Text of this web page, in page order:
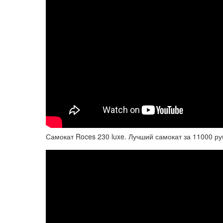
Самокат Roces 230 luxe. Лучший самокат за 11000